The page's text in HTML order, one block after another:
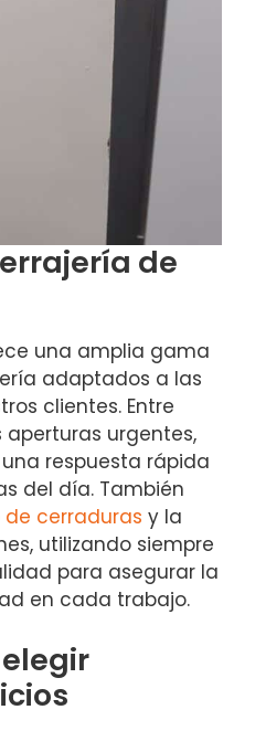
de
una amplia gama
adaptados a las
clientes. Entre
urgentes,
respuesta rápida
del día. También
cerraduras y la
utilizando siempre
para asegurar la
en cada trabajo.